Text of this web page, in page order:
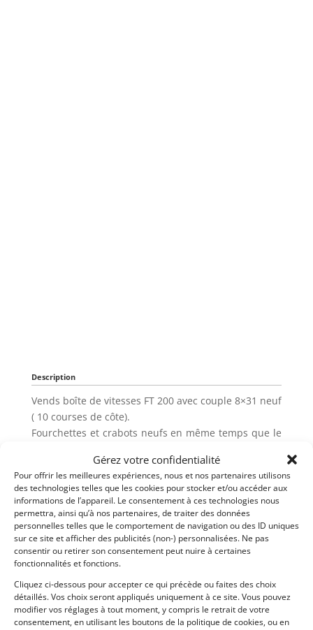
Gérez votre confidentialité
Pour offrir les meilleures expériences, nous et nos partenaires utilisons
des technologies telles que les cookies pour stocker et/ou accéder aux
informations de l’appareil. Le consentement à ces technologies nous
permettra, ainsi qu’à nos partenaires, de traiter des données
personnelles telles que le comportement de navigation ou des ID uniques
sur ce site et afficher des publicités (non-) personnalisées. Ne pas
consentir ou retirer son consentement peut nuire à certaines
fonctionnalités et fonctions.
Cliquez ci-dessous pour accepter ce qui précède ou faites des choix
détaillés. Vos choix seront appliqués uniquement à ce site. Vous pouvez
modifier vos réglages à tout moment, y compris le retrait de votre
consentement, en utilisant les boutons de la politique de cookies, ou en
Description
Vends boîte de vitesses FT 200 avec couple 8×31 neuf
( 10 courses de côte).
Fourchettes et crabots neufs en même temps que le
Butée d’embrayage. Verrou de marche arrière,
Afficheur rapport engagé.
Levier de vitesses avec coupure allumage à la
montée des rapports.
Partager cette annonce